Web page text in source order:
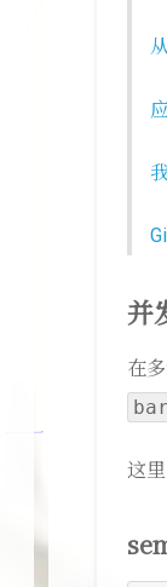
并
在
这